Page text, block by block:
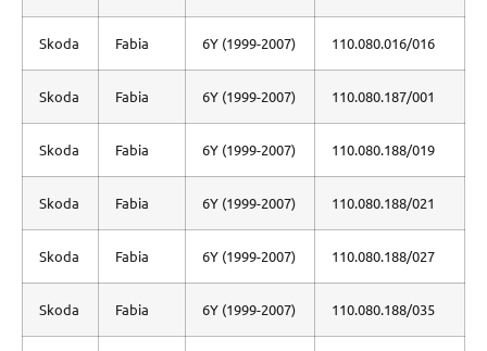
Skoda Fabia 6Y (1999-2007) 110.080.016/016
Skoda Fabia 6Y (1999-2007) 110.080.187/001
Skoda Fabia 6Y (1999-2007) 110.080.188/019
Skoda Fabia 6Y (1999-2007) 110.080.188/021
Skoda Fabia 6Y (1999-2007) 110.080.188/027
Skoda Fabia 6Y (1999-2007) 110.080.188/035